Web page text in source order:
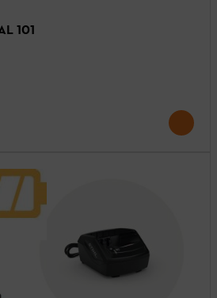
101